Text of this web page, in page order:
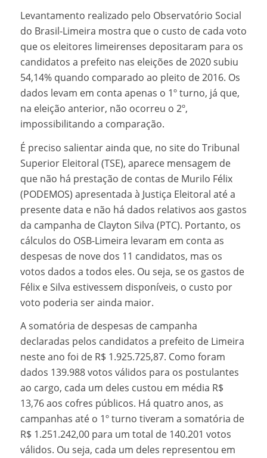
Levantamento realizado pelo Observatório Social
do Brasil-Limeira mostra que o custo de cada voto
que os eleitores limeirenses depositaram para os
candidatos a prefeito nas eleições de 2020 subiu
54,14% quando comparado ao pleito de 2016. Os
dados levam em conta apenas o 1º turno, já que,
na eleição anterior, não ocorreu o 2º,
impossibilitando a comparação.
É preciso salientar ainda que, no site do Tribunal
Superior Eleitoral (TSE), aparece mensagem de
que não há prestação de contas de Murilo Félix
(PODEMOS) apresentada à Justiça Eleitoral até a
presente data e não há dados relativos aos gastos
da campanha de Clayton Silva (PTC). Portanto, os
cálculos do OSB-Limeira levaram em conta as
despesas de nove dos 11 candidatos, mas os
votos dados a todos eles. Ou seja, se os gastos de
Félix e Silva estivessem disponíveis, o custo por
voto poderia ser ainda maior.
A somatória de despesas de campanha
declaradas pelos candidatos a prefeito de Limeira
neste ano foi de R$ 1.925.725,87. Como foram
dados 139.988 votos válidos para os postulantes
ao cargo, cada um deles custou em média R$
13,76 aos cofres públicos. Há quatro anos, as
campanhas até o 1º turno tiveram a somatória de
R$ 1.251.242,00 para um total de 140.201 votos
válidos. Ou seja, cada um deles representou em